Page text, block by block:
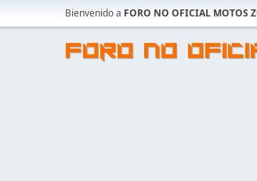
Bienvenido a FORO NO OFICIAL MOTOS
FORO NO